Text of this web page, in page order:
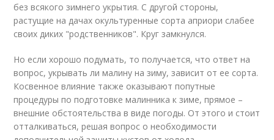
без всякого зимнего укрытия. С другой стороны,
растущие на дачах окультуренные сорта априори слабее
своих диких "родственников". Круг замкнулся.
Но если хорошо подумать, то получается, что ответ на
вопрос, укрывать ли малину на зиму, зависит от ее сорта.
Косвенное влияние также оказывают попутные
процедуры по подготовке малинника к зиме, прямое –
внешние обстоятельства в виде погоды. От этого и стоит
отталкиваться, решая вопрос о необходимости